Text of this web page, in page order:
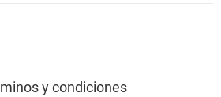
y condiciones